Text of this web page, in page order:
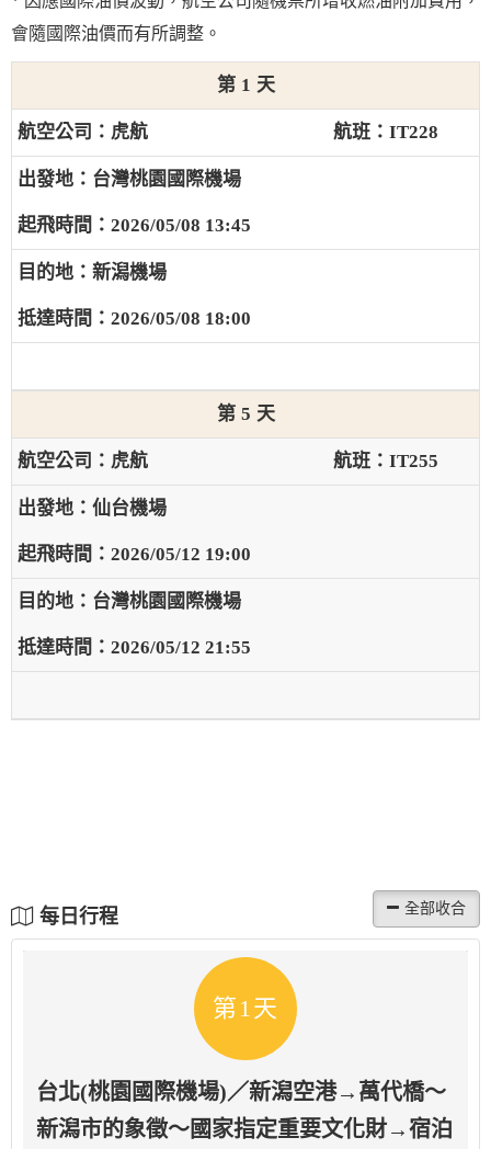
會隨國際油價而有所調整。
1
虎航 IT228
台灣桃園國際機場
2026/05/08 13:45
新潟機場
2026/05/08 18:00
5
虎航 IT255
仙台機場
2026/05/12 19:00
台灣桃園國際機場
2026/05/12 21:55
每日行程
第1天
台北(桃園國際機場)／新潟空港→萬代橋～
新潟市的象徵～國家指定重要文化財→宿泊